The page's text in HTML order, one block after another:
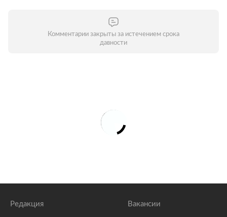
Комментарии закрыты за истечением срока
давности
Редакция Вакансии